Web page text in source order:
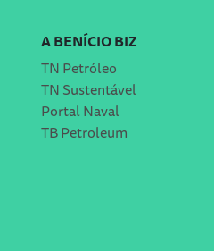
A BENÍCIO BIZ
TN Petróleo
TN Sustentável
Portal Naval
TB Petroleum